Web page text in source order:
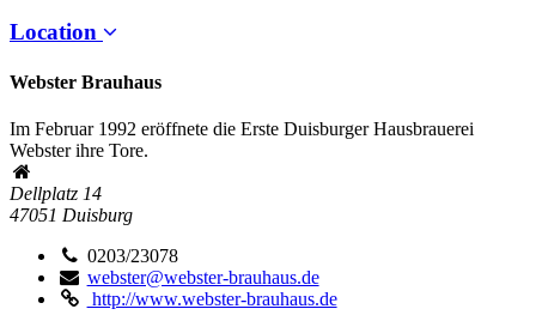
Location
Webster Brauhaus
Im Februar 1992 eröffnete die Erste Duisburger Hausbrauerei
Webster ihre Tore.
Dellplatz 14
47051 Duisburg
0203/23078
webster@webster-brauhaus.de
http://www.webster-brauhaus.de